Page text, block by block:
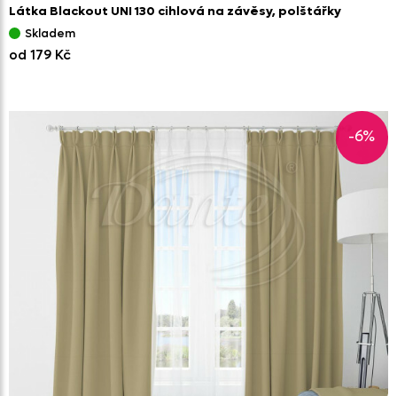
Látka Blackout UNI 130 cihlová na závěsy, polštářky
Skladem
od 179 Kč
-6%